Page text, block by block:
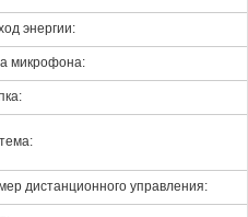
энергии:
микрофона:
дистанционного управления: